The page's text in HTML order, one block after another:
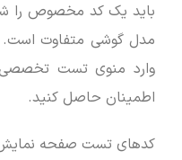
باید یک کد مخصوص را
مدل گوشی متفاوت است.
وارد منوی تست
اطمینان حاصل کنید.
کدهای تست صفحه